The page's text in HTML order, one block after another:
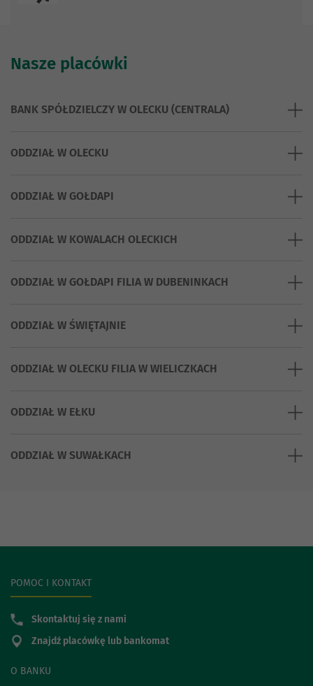
Nasze placówki
BANK SPÓŁDZIELCZY W OLECKU (CENTRALA)
ODDZIAŁ W OLECKU
ODDZIAŁ W GOŁDAPI
ODDZIAŁ W KOWALACH OLECKICH
ODDZIAŁ W GOŁDAPI FILIA W DUBENINKACH
ODDZIAŁ W ŚWIĘTAJNIE
ODDZIAŁ W OLECKU FILIA W WIELICZKACH
ODDZIAŁ W EŁKU
ODDZIAŁ W SUWAŁKACH
O BANKU
POMOC I KONTAKT
Skontaktuj się z nami
Znajdź placówkę lub bankomat